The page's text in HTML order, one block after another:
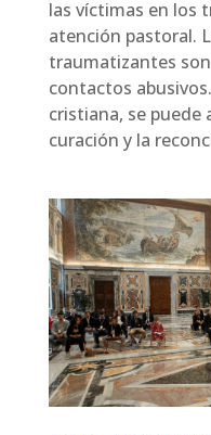
las víctimas en los
atención pastoral.
traumatizantes
contactos
cristiana, se puede
curación y la